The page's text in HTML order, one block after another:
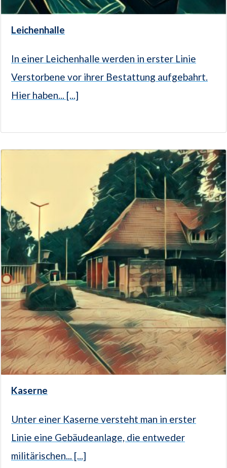
Leichenhalle
In einer Leichenhalle werden in erster Linie
Verstorbene vor ihrer Bestattung aufgebahrt.
Hier haben... [...]
Kaserne
Unter einer Kaserne versteht man in erster
Linie eine Gebäudeanlage, die entweder
militärischen... [...]